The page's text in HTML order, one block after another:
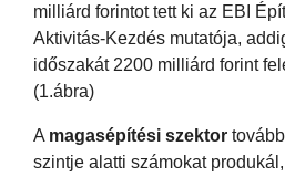
milliárd forintot tett ki az EBI
Aktivitás-Kezdés mutatója,
időszakát 2200 milliárd forint
(1.ábra)
A magasépítési szektor
szintje alatti számokat